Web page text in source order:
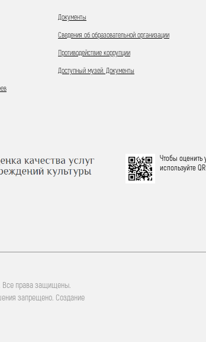
Документы
Сведения об образовательной организации
Противодействие коррупции
Доступный музей. Документы
Чтобы оценить
используйте
Все права защищены.
запрещено. Создание